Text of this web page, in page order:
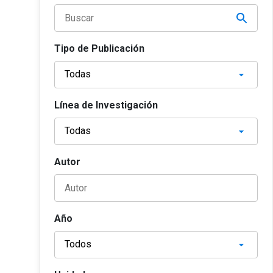
Tipo de Publicación
Línea de Investigación
Autor
Año